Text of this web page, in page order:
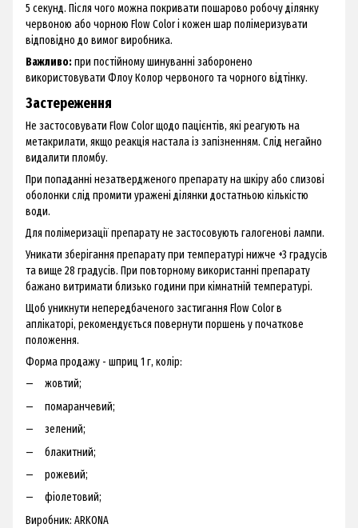
5 секунд. Після чого можна покривати пошарово робочу ділянку
червоною або чорною Flow Color і кожен шар полімеризувати
відповідно до вимог виробника.
Важливо:при постійному шинуванні заборонено
використовувати Флоу Колор червоного та чорного відтінку.
Застереження
Не застосовувати Flow Color щодо пацієнтів, які реагують на
метакрилати, якщо реакція настала із запізненням. Слід негайно
видалити пломбу.
При попаданні незатвердженого препарату на шкіру або слизові
оболонки слід промити уражені ділянки достатньою кількістю
води.
Для полімеризації препарату не застосовують галогенові лампи.
Уникати зберігання препарату при температурі нижче +3 градусів
та вище 28 градусів. При повторному використанні препарату
бажано витримати близько години при кімнатній температурі.
Щоб уникнути непередбаченого застигання Flow Color в
аплікаторі, рекомендується повернути поршень у початкове
положення.
Форма продажу - шприц 1 г, колір:
жовтий;
помаранчевий;
зелений;
блакитний;
рожевий;
фіолетовий;
Виробник: ARKONA